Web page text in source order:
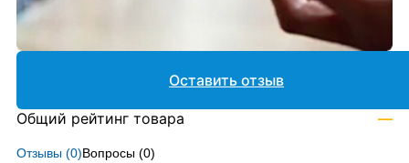
Отзывы (0)Вопросы (0)
Оставить отзыв
Общий рейтинг товара —